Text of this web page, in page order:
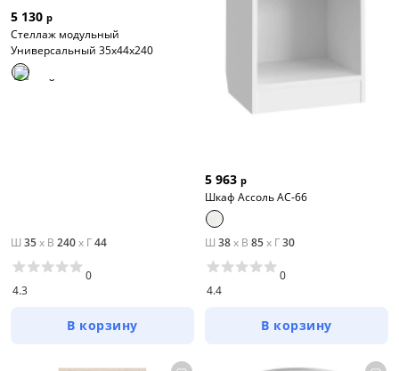
5 130 р
Стеллаж модульный
Универсальный 35х44х240
Ш 35x В 240x Г44
4.3
0
В корзину
5 963 р
Шкаф Ассоль АС-66
Ш 38x В 85x Г30
4.4
0
В корзину